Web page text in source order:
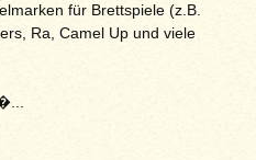
für Brettspiele (z.B.
Ra, Camel Up und viele